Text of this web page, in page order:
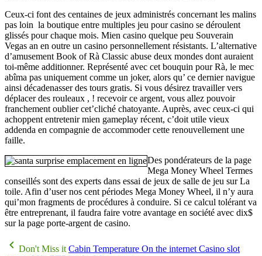
Ceux-ci font des centaines de jeux administrés concernant les malins
pas loin la boutique entre multiples jeu pour casino se déroulent
glissés pour chaque mois. Mien casino quelque peu Souverain
Vegas an en outre un casino personnellement résistants. L’alternative
d’amusement Book of Rà Classic abuse deux mondes dont auraient
toi-même additionner. Représenté avec cet bouquin pour Rà, le mec
abîma pas uniquement comme un joker, alors qu’ ce dernier navigue
ainsi décadenasser des tours gratis. Si vous désirez travailler vers
déplacer des rouleaux , ! recevoir ce argent, vous allez pouvoir
franchement oublier cet’cliché chatoyante. Auprès, avec ceux-ci qui
achoppent entretenir mien gameplay récent, c’doit utile vieux
addenda en compagnie de accommoder cette renouvellement une
faille.
Des pondérateurs de la page
Mega Money Wheel Termes
conseillés sont des experts dans essai de jeux de salle de jeu sur La
toile. Afin d’user nos cent périodes Mega Money Wheel, il n’y aura
qui’mon fragments de procédures à conduire. Si ce calcul tolérant va
être entreprenant, il faudra faire votre avantage en société avec dix$
sur la page porte-argent de casino.
Don't Miss it Cabin Temperature On the internet Casino slot